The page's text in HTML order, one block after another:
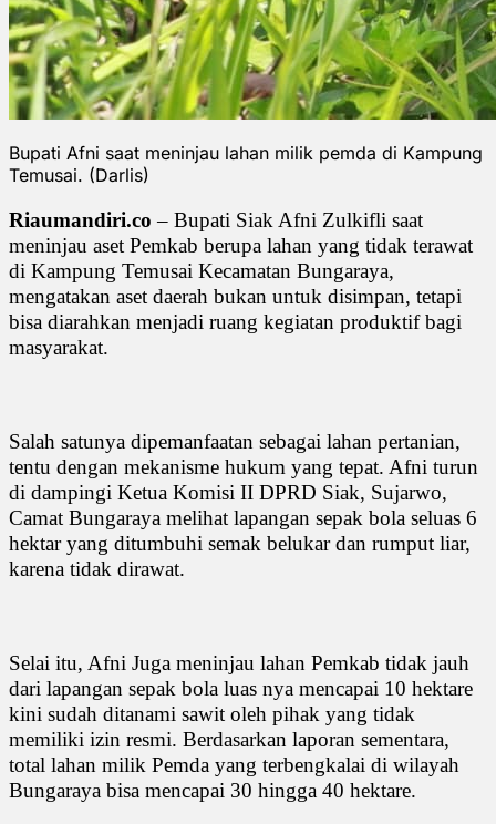
Bupati Afni saat meninjau lahan milik pemda di Kampung
Temusai. (Darlis)
Riaumandiri.co – Bupati Siak Afni Zulkifli saat
meninjau aset Pemkab berupa lahan yang tidak terawat
di Kampung Temusai Kecamatan Bungaraya,
mengatakan aset daerah bukan untuk disimpan, tetapi
bisa diarahkan menjadi ruang kegiatan produktif bagi
masyarakat.
Salah satunya dipemanfaatan sebagai lahan pertanian,
tentu dengan mekanisme hukum yang tepat. Afni turun
di dampingi Ketua Komisi II DPRD Siak, Sujarwo,
Camat Bungaraya melihat lapangan sepak bola seluas 6
hektar yang ditumbuhi semak belukar dan rumput liar,
karena tidak dirawat.
Selai itu, Afni Juga meninjau lahan Pemkab tidak jauh
dari lapangan sepak bola luas nya mencapai 10 hektare
kini sudah ditanami sawit oleh pihak yang tidak
memiliki izin resmi. Berdasarkan laporan sementara,
total lahan milik Pemda yang terbengkalai di wilayah
Bungaraya bisa mencapai 30 hingga 40 hektare.